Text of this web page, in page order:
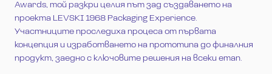
Awards, той разкри целия път зад създаването на
проекта LEVSKI 1968 Packaging Experience.
Участниците проследиха процеса от първата
концепция и изработването на прототипа до финалния
продукт, заедно с ключовите решения на всеки етап.